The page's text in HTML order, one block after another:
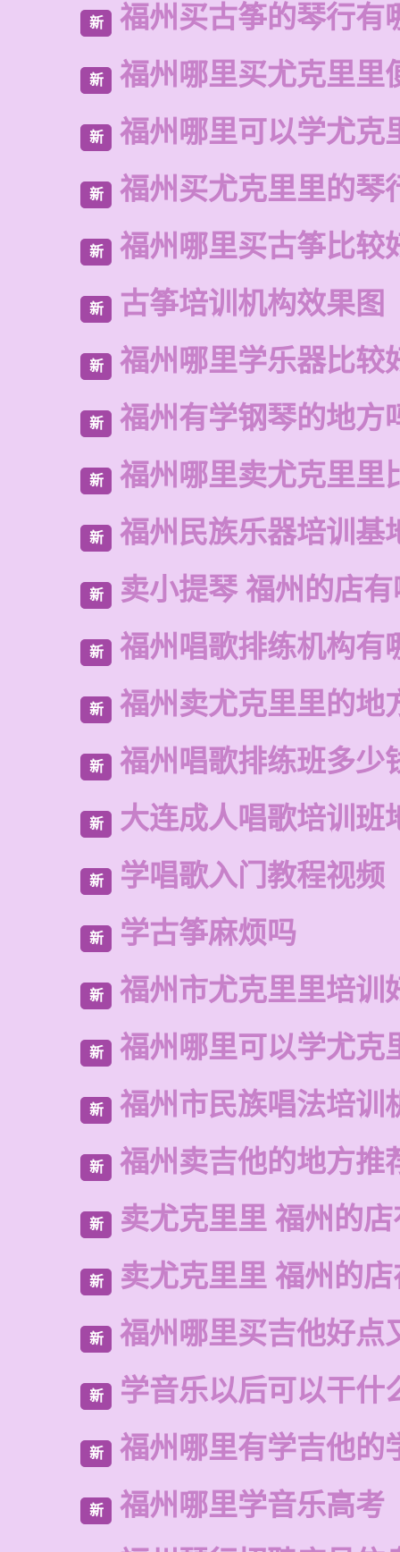
新 福州买古筝的琴行有
新 福州哪里买尤克里里
新 福州哪里可以学尤克
新 福州买尤克里里的琴
新 福州哪里买古筝比较
新 古筝培训机构效果图
新 福州哪里学乐器比较
新 福州有学钢琴的地方
新 福州哪里卖尤克里里
新 福州民族乐器培训基
新 卖小提琴 福州的店
新 福州唱歌排练机构有
新 福州卖尤克里里的地
新 福州唱歌排练班多少
新 大连成人唱歌培训班
新 学唱歌入门教程视频
新 学古筝麻烦吗
新 福州市尤克里里培训
新 福州哪里可以学尤克
新 福州市民族唱法培训
新 福州卖吉他的地方推
新 卖尤克里里 福州的
新 卖尤克里里 福州的
新 福州哪里买吉他好点
新 学音乐以后可以干什
新 福州哪里有学吉他的
新
福州哪里学音乐高考